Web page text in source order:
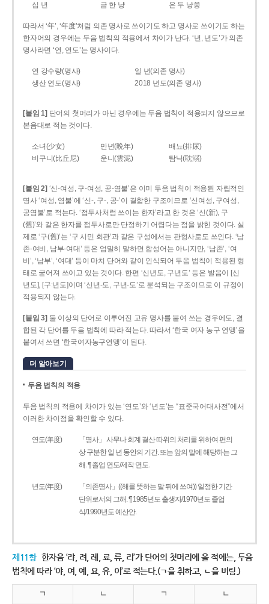
십 년 금 한 냥 은 두 냥쭝
따라서 ‘年’, ‘年度’처럼 의존 명사로 쓰이기도 하고 명사로 쓰이기도 하는
한자어의 경우에는 두음 법칙의 적용에서 차이가 난다. ‘년, 년도’가 의존
명사라면 ‘연, 연도’는 명사이다.
연 강수량(명사)
일 년(의존 명사)
생산 연도(명사)
2018 년도(의존 명사)
[붙임 1] 단어의 첫머리가 아닌 경우에는 두음 법칙이 적용되지 않으므로
본음대로 적는 것이다.
소녀(少女) 만년(晩年)
배뇨(排尿)
비구니(比丘尼)
운니(雲泥) 탐닉(耽溺)
[붙임 2] ‘신-여성, 구-여성, 공-염불’은 이미 두음 법칙이 적용된 자립적인
명사 ‘여성, 염불’에 ‘신-, 구-, 공-’이 결합한 구조이므로 ‘신여성, 구여성,
공염불’로 적는다. ‘접두사처럼 쓰이는 한자’라고 한 것은 ‘신(新), 구
(舊)’와 같은 한자를 접두사로만 단정하기 어렵다는 점을 밝힌 것이다. 실
제로 ‘구(舊)’는 ‘구 시민 회관’과 같은 구성에서는 관형사로도 쓰인다. ‘남
존­-여비, 남부-­여대’ 등은 엄밀히 말하면 합성어는 아니지만, ‘남존’, ‘여
비’, ‘남부’, ‘여대’ 등이 마치 단어와 같이 인식되어 두음 법칙이 적용된 형
태로 굳어져 쓰이고 있는 것이다. 한편 ‘신년도, 구년도’ 등은 발음이 [신
년도], [구ː년도]이며 ‘신년­-도, 구년-­도’로 분석되는 구조이므로 이 규정이
적용되지 않는다.
[붙임 3] 둘 이상의 단어로 이루어진 고유 명사를 붙여 쓰는 경우에도, 결
합된 각 단어를 두음 법칙에 따라 적는다. 따라서 ‘한국 여자 농구 연맹’을
붙여서 쓰면 ‘한국여자농구연맹’이 된다.
더 알아보기
두음 법칙의 적용
두음 법칙의 적용에 차이가 있는 ‘연도’와 ‘년도’는 “표준국어대사전”에서
이러한 차이점을 확인할 수 있다.
연도(年度)
「명사」 사무나 회계 결산 따위의 처리를 위하여 편의
상 구분한 일 년 동안의 기간. 또는 앞의 말에 해당하는 그
해. ¶ 졸업 연도/제작 연도.
년도(年度)
「의존명사」((해를 뜻하는 말 뒤에 쓰여)) 일정한 기간
단위로서의 그해. ¶ 1985년도 출생자/1970년도 졸업
식/1990년도 예산안.
제11항 한자음 ‘랴, 려, 례, 료, 류, 리’가 단어의 첫머리에 올 적에는, 두음
법칙에 따라 ‘야, 여, 예, 요, 유, 이’로 적는다.(ㄱ을 취하고, ㄴ을 버림.)
ㄱ ㄴ ㄱ ㄴ